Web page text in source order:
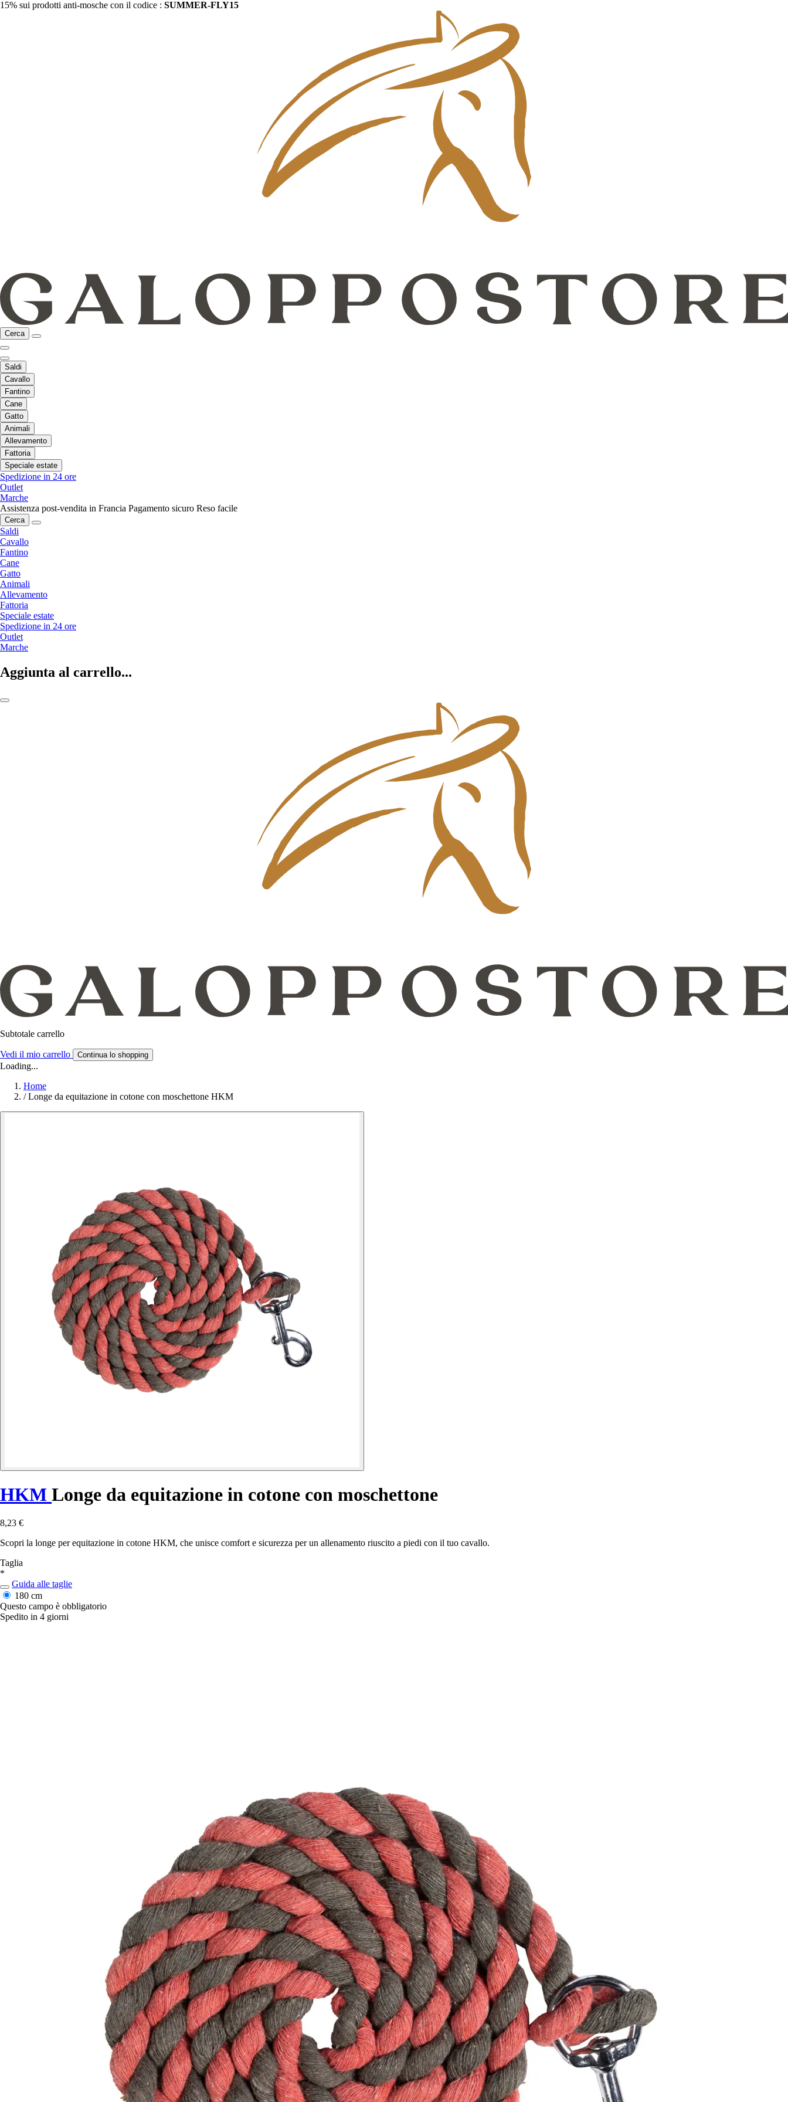
15% sui prodotti anti-mosche con il codice : SUMMER-FLY15
Cerca
Saldi
Cavallo
Fantino
Cane
Gatto
Animali
Allevamento
Fattoria
Speciale estate
Spedizione in 24 ore
Outlet
Marche
Assistenza post-vendita in Francia Pagamento sicuro Reso facile
Cerca
Saldi
Cavallo
Fantino
Cane
Gatto
Animali
Allevamento
Fattoria
Speciale estate
Spedizione in 24 ore
Outlet
Marche
Aggiunta al carrello...
Subtotale carrello
Vedi il mio carrello Continua lo shopping
Loading...
Home
/ Longe da equitazione in cotone con moschettone HKM
HKM Longe da equitazione in cotone con moschettone
8,23 €
Scopri la longe per equitazione in cotone HKM, che unisce comfort e sicurezza per un allenamento riuscito a piedi con il tuo cavallo.
Taglia
*
Guida alle taglie
180 cm
Questo campo è obbligatorio
Spedito in 4 giorni